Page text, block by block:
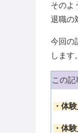
そのよ
退職の
今回の
します。
この記
・体
・体